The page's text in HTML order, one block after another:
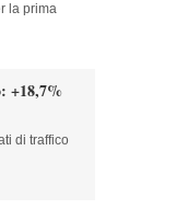
la prima
+18,7%
di traffico